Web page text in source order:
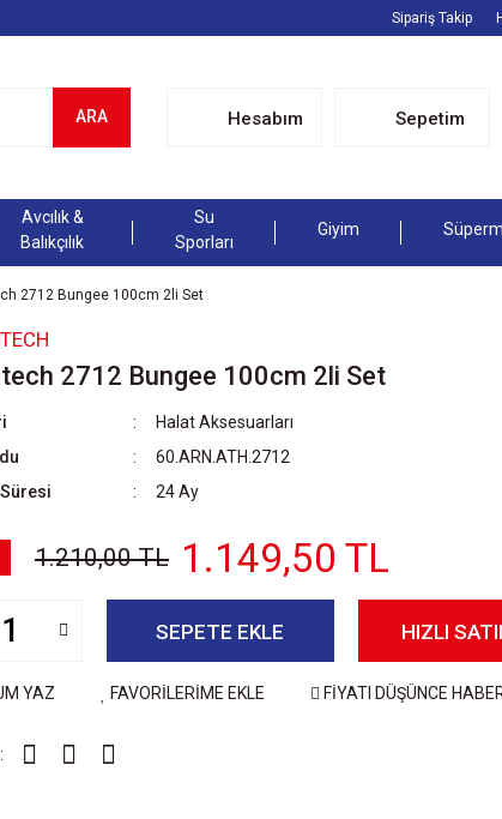
Sipariş Takip
ARA Hesabım Sepetim
Avcılık &
Balıkçılık
Su
Sporları
Giyim
2712 Bungee 100cm 2li Set
2712 Bungee 100cm 2li Set
Halat Aksesuarları
60.ARN.ATH.2712
24 Ay
1.210,00 TL 1.149,50 TL
SEPETE EKLE HIZLI
YAZ FAVORİLERİME EKLE FİYATI DÜŞÜNCE